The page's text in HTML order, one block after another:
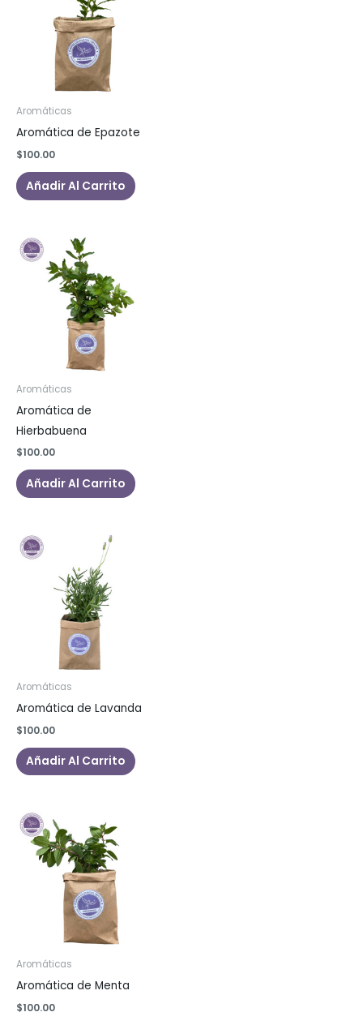
Aromáticas
Aromática de Epazote
$100.00
Añadir Al Carrito
Aromáticas
Aromática de
Hierbabuena
$100.00
Añadir Al Carrito
Aromáticas
Aromática de Lavanda
$100.00
Añadir Al Carrito
Aromáticas
Aromática de Menta
$100.00